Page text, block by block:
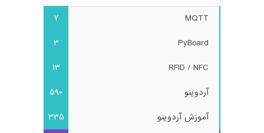
MQTT
7
PyBoard
3
RFID / NFC
13
آردوینو
590
آموزش آردوینو
335